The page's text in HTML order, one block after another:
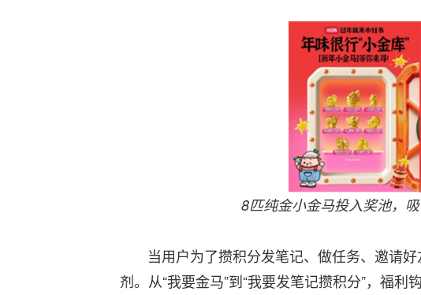
8匹纯金小金马投入奖池，
当用户为了攒积分发笔记、做任务、邀请好
剂。从“我要金马”到“我要发笔记攒积分”，福